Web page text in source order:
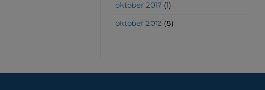
oktober 2017 (1)
oktober 2012 (8)